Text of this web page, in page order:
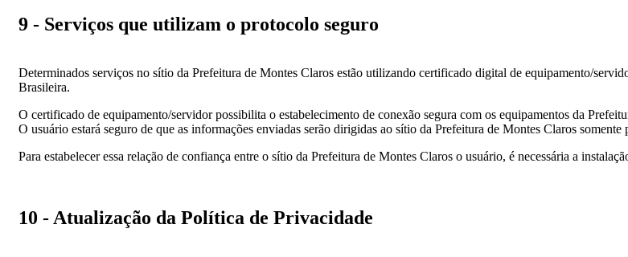
9 - Serviços que utilizam o protocolo seguro
Determinados serviços no sítio da Prefeitura de Montes Claros estão utilizando certificado digital de equipamento/
Brasileira.
O certificado de equipamento/servidor possibilita o estabelecimento de conexão segura com os equipamentos da
O usuário estará seguro de que as informações enviadas serão dirigidas ao sítio da Prefeitura de Montes Claros somente
Para estabelecer essa relação de confiança entre o sítio da Prefeitura de Montes Claros o usuário, é necessária a
10 - Atualização da Política de Privacidade